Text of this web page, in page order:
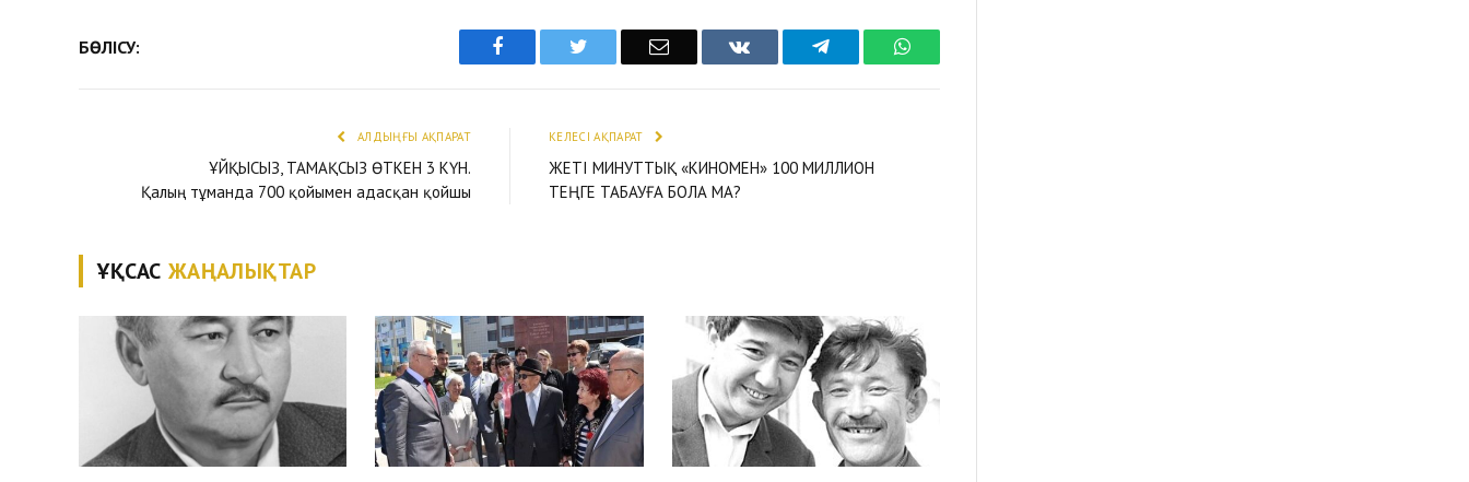
БӨЛІСУ: Facebook Twitter Email VKontakteTelegram WhatsApp
АЛДЫҢҒЫ АҚПАРАТ
ҰЙҚЫСЫЗ, ТАМАҚСЫЗ ӨТКЕН 3 КҮН.
Қалың тұманда 700 қойымен адасқан қойшы
КЕЛЕСІ АҚПАРАТ
ЖЕТІ МИНУТТЫҚ «КИНОМЕН» 100 МИЛЛИОН
ТЕҢГЕ ТАБАУҒА БОЛА МА?
ҰҚСАС ЖАҢАЛЫҚТАР